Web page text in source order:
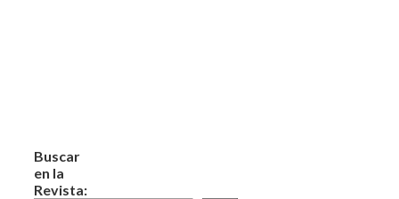
Buscar
en la
Revista: